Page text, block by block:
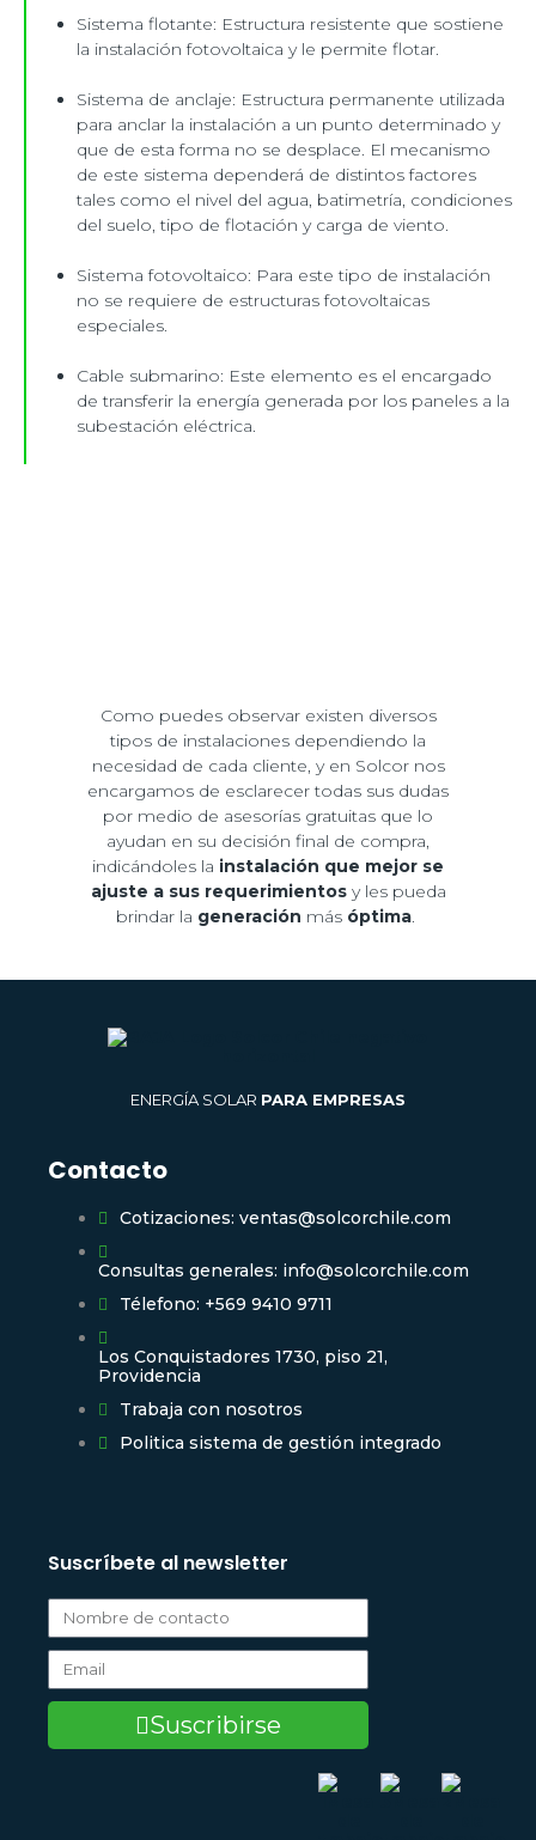
Sistema flotante: Estructura resistente que sostiene
la instalación fotovoltaica y le permite flotar.
Sistema de anclaje: Estructura permanente utilizada
para anclar la instalación a un punto determinado y
que de esta forma no se desplace. El mecanismo
de este sistema dependerá de distintos factores
tales como el nivel del agua, batimetría, condiciones
del suelo, tipo de flotación y carga de viento.
Sistema fotovoltaico: Para este tipo de instalación
no se requiere de estructuras fotovoltaicas
especiales.
Cable submarino: Este elemento es el encargado
de transferir la energía generada por los paneles a la
subestación eléctrica.
Como puedes observar existen diversos
tipos de instalaciones dependiendo la
necesidad de cada cliente, y en Solcor nos
encargamos de esclarecer todas sus dudas
por medio de asesorías gratuitas que lo
ayudan en su decisión final de compra,
indicándoles la instalación que mejor se
ajuste a sus requerimientosy les pueda
brindar la generación más óptima
ENERGÍA SOLAR PARA EMPRESAS
Contacto
Cotizaciones: ventas@solcorchile.com
Consultas generales: info@solcorchile.com
Télefono: +569 9410 9711
Los Conquistadores 1730, piso 21,
Providencia
Trabaja con nosotros
Politica sistema de gestión integrado
Suscríbete al newsletter
Suscribirse